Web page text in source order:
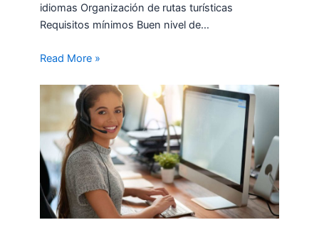
idiomas Organización de rutas turísticas
Requisitos mínimos Buen nivel de…
Read More »